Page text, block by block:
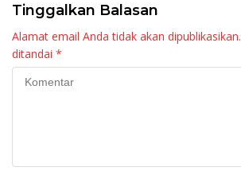
Tinggalkan Balasan
Alamat email Anda tidak akan dipublikasikan.
ditandai *